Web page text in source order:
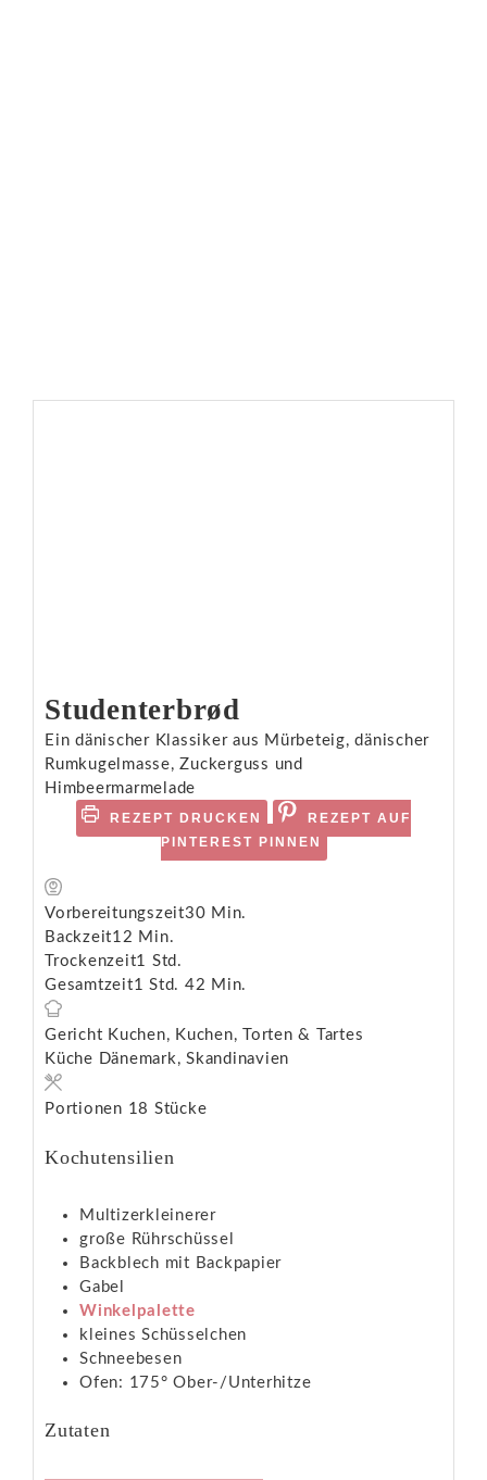
Studenterbrød
Ein dänischer Klassiker aus Mürbeteig, dänischer
Rumkugelmasse, Zuckerguss und
Himbeermarmelade
REZEPT DRUCKEN
REZEPT AUF
PINTEREST PINNEN
Vorbereitungszeit30 Min.
Backzeit12 Min.
Trockenzeit1 Std.
Gesamtzeit1 Std. 42 Min.
Gericht Kuchen, Kuchen, Torten & Tartes
Küche Dänemark, Skandinavien
Portionen 18 Stücke
Kochutensilien
Multizerkleinerer
große Rührschüssel
Backblech mit Backpapier
Gabel
Winkelpalette
kleines Schüsselchen
Schneebesen
Ofen: 175° Ober-/Unterhitze
Zutaten